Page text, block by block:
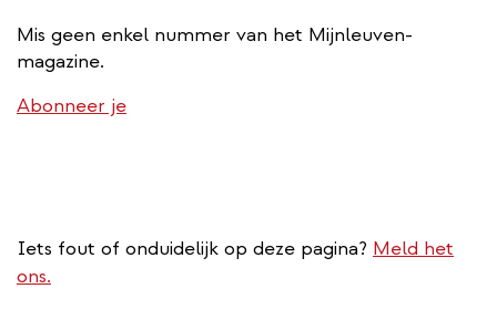
Mis geen enkel nummer van het Mijnleuven-
magazine.
Abonneer je
Iets fout of onduidelijk op deze pagina? Meld het
ons.